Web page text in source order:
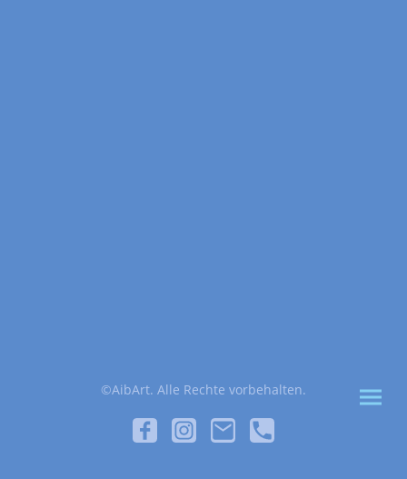
©AibArt. Alle Rechte vorbehalten.